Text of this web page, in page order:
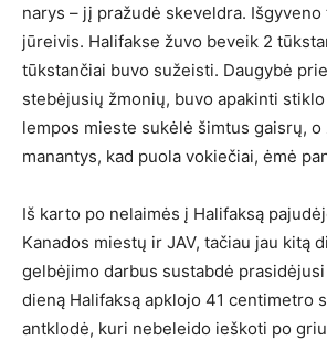
narys – jį pražudė skeveldra. Išgyveno
jūreivis. Halifakse žuvo beveik 2
tūkstančiai buvo sužeisti. Daugybė
stebėjusių žmonių, buvo apakinti
lempos mieste sukėlė šimtus gaisrų, o
manantys, kad puola vokiečiai, ėmė
Iš karto po nelaimės į Halifaksą
Kanados miestų ir JAV, tačiau jau kitą
gelbėjimo darbus sustabdė
dieną Halifaksą apklojo 41 centimetro
antklodė, kuri nebeleido ieškoti po